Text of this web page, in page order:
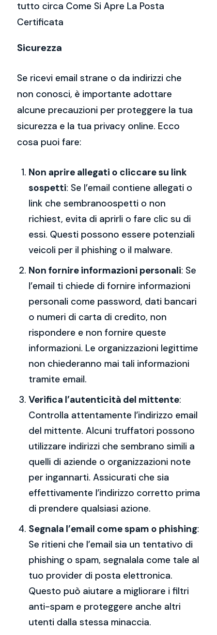
tutto circa Come Si Apre La Posta
Certificata
Sicurezza
Se ricevi email strane o da indirizzi che
non conosci, è importante adottare
alcune precauzioni per proteggere la tua
sicurezza e la tua privacy online. Ecco
cosa puoi fare:
Non aprire allegati o cliccare su link
sospetti: Se l’email contiene allegati o
link che sembranoospetti o non
richiest, evita di aprirli o fare clic su di
essi. Questi possono essere potenziali
veicoli per il phishing o il malware.
Non fornire informazioni personali: Se
l’email ti chiede di fornire informazioni
personali come password, dati bancari
o numeri di carta di credito, non
rispondere e non fornire queste
informazioni. Le organizzazioni legittime
non chiederanno mai tali informazioni
tramite email.
Verifica l’autenticità del mittente:
Controlla attentamente l’indirizzo email
del mittente. Alcuni truffatori possono
utilizzare indirizzi che sembrano simili a
quelli di aziende o organizzazioni note
per ingannarti. Assicurati che sia
effettivamente l’indirizzo corretto prima
di prendere qualsiasi azione.
Segnala l’email come spam o phishing:
Se ritieni che l’email sia un tentativo di
phishing o spam, segnalala come tale al
tuo provider di posta elettronica.
Questo può aiutare a migliorare i filtri
anti-spam e proteggere anche altri
utenti dalla stessa minaccia.